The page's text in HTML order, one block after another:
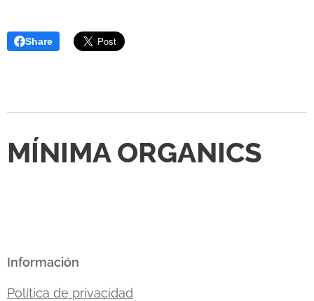
Share
MÍNIMA ORGANICS
Información
Política de privacidad